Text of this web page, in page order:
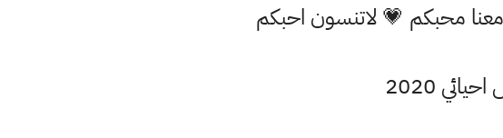
محبكم 💗 لاتنسون احبكم
2020